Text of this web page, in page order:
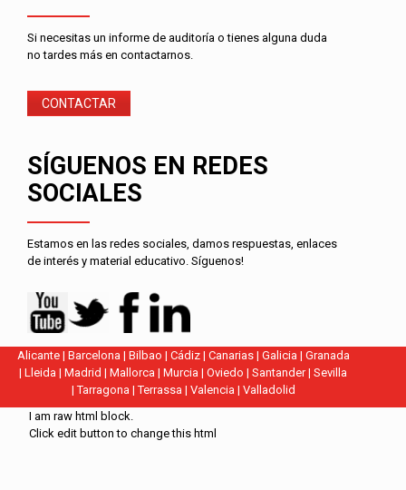
Si necesitas un informe de auditoría o tienes alguna duda
no tardes más en contactarnos.
CONTACTAR
SÍGUENOS EN REDES
SOCIALES
Estamos en las redes sociales, damos respuestas, enlaces
de interés y material educativo. Síguenos!
Alicante| Barcelona | Bilbao | Cádiz| Canarias| Galicia | Granada
|Lleida |Madrid |Mallorca |Murcia |Oviedo |Santander|Sevilla
|Tarragona |Terrassa | Valencia | Valladolid
I am raw html block.
Click edit button to change this html